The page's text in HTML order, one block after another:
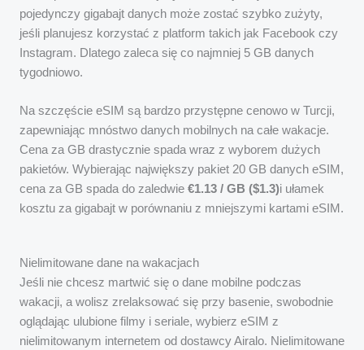
pojedynczy gigabajt danych może zostać szybko zużyty,
jeśli planujesz korzystać z platform takich jak Facebook czy
Instagram. Dlatego zaleca się co najmniej 5 GB danych
tygodniowo.
Na szczęście eSIM są bardzo przystępne cenowo w Turcji,
zapewniając mnóstwo danych mobilnych na całe wakacje.
Cena za GB drastycznie spada wraz z wyborem dużych
pakietów. Wybierając największy pakiet 20 GB danych eSIM,
cena za GB spada do zaledwie €1.13 / GB ($1.3)i ułamek
kosztu za gigabajt w porównaniu z mniejszymi kartami eSIM.
Nielimitowane dane na wakacjach
Jeśli nie chcesz martwić się o dane mobilne podczas
wakacji, a wolisz zrelaksować się przy basenie, swobodnie
oglądając ulubione filmy i seriale, wybierz eSIM z
nielimitowanym internetem od dostawcy Airalo. Nielimitowane